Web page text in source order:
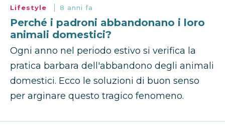
Lifestyle 8 anni fa
Perché i padroni abbandonano i loro
animali domestici?
Ogni anno nel periodo estivo si verifica la
pratica barbara dell'abbandono degli animali
domestici. Ecco le soluzioni di buon senso
per arginare questo tragico fenomeno.